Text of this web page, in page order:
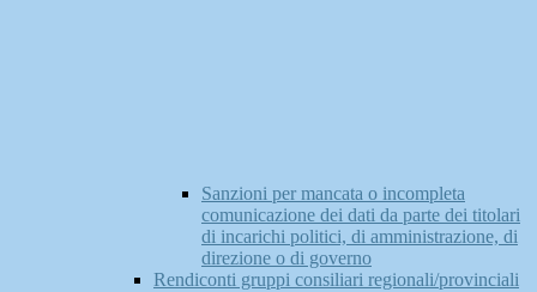
Sanzioni per mancata o incompleta
comunicazione dei dati da parte dei titolari
di incarichi politici, di amministrazione, di
direzione o di governo
Rendiconti gruppi consiliari regionali/provinciali